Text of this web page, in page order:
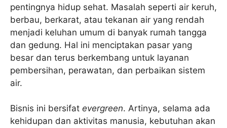
pentingnya hidup sehat. Masalah seperti air keruh,
berbau, berkarat, atau tekanan air yang rendah
menjadi keluhan umum di banyak rumah tangga
dan gedung. Hal ini menciptakan pasar yang
besar dan terus berkembang untuk layanan
pembersihan, perawatan, dan perbaikan sistem
air.
Bisnis ini bersifat evergreen. Artinya, selama ada
kehidupan dan aktivitas manusia, kebutuhan akan